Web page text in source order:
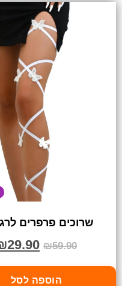
שרוכים פרפרים
₪59.90
29.90
הוספה לסל